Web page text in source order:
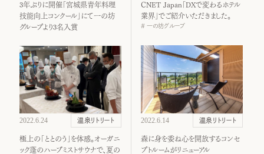
3年ぶりに開催「宮城県青年料理
技能向上コンクール」にて一の坊
グループより3名入賞
CNET Japan「DXで変わるホテル
業界」でご紹介いただきました。
一の坊グループ
2022.6.24 温泉リトリート
極上の「ととのう」を体感。オーガニ
ック蓬のハーブミストサウナで、夏の
2022.6.14 温泉リトリート
森に身を委ね心を開放するコンセ
プトルームがリニューアル